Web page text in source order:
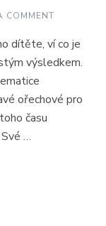
COMMENT
MILUJEŠ
–
U
DĚTÍ
dítěte, ví co je
výsledkem.
ořechové pro
času
…